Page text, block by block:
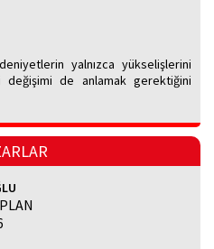
yalnızca yükselişlerini
değişimi de anlamak gerektiğini